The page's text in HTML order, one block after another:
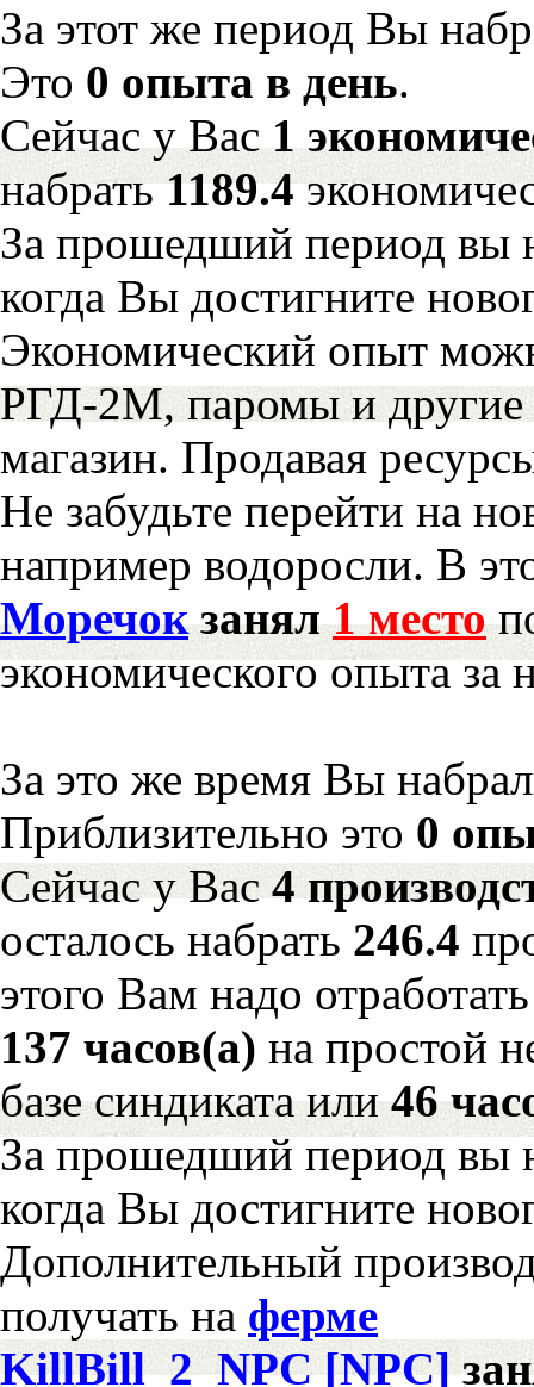
За этот же период Вы
Это 0 опыта в день.
Сейчас у Вас1
набрать1189.4
За прошедший период вы
когда Вы достигните
Экономический опыт
РГД-2М, паромы и другие
магазин. Продавая
Не забудьте перейти на
например водоросли. В
Моречокзанял1 место
экономического опыта за
За это же время Вы
Приблизительно это 0
Сейчас у Вас4
осталось набрать 246.4
этого Вам надо отработать
137 часов(а) на простой
базе синдиката или46
За прошедший период вы
когда Вы достигните
Дополнительный
получать на ферме
KillBill_2_NPC [NPC]